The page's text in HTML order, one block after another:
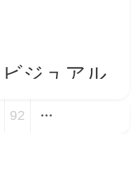
春節事例
ジュアル、
を崩してま
92